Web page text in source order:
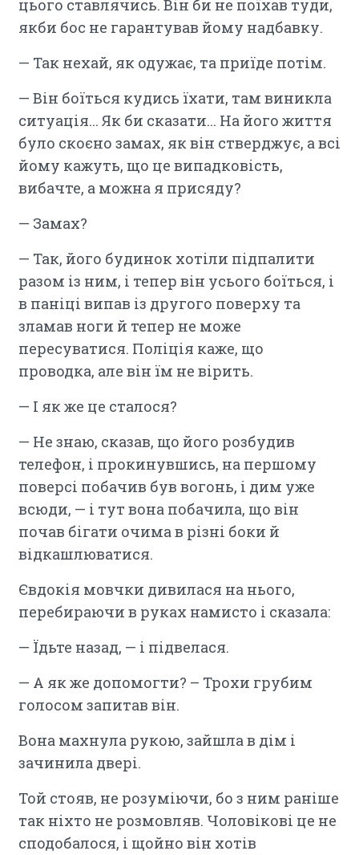
цього ставлячись. Він би не поїхав туди,
якби бос не гарантував йому надбавку.
— Так нехай, як одужає, та приїде потім.
— Він боїться кудись їхати, там виникла
ситуація... Як би сказати... На його життя
було скоєно замах, як він стверджує, а всі
йому кажуть, що це випадковість,
вибачте, а можна я присяду?
— Замах?
— Так, його будинок хотіли підпалити
разом із ним, і тепер він усього боїться, і
в паніці випав із другого поверху та
зламав ноги й тепер не може
пересуватися. Поліція каже, що
проводка, але він їм не вірить.
— І як же це сталося?
— Не знаю, сказав, що його розбудив
телефон, і прокинувшись, на першому
поверсі побачив був вогонь, і дим уже
всюди, — і тут вона побачила, що він
почав бігати очима в різні боки й
відкашлюватися.
Євдокія мовчки дивилася на нього,
перебираючи в руках намисто і сказала:
— Їдьте назад, — і підвелася.
— А як же допомогти? – Трохи грубим
голосом запитав він.
Вона махнула рукою, зайшла в дім і
зачинила двері.
Той стояв, не розуміючи, бо з ним раніше
так ніхто не розмовляв. Чоловікові це не
сподобалося, і щойно він хотів